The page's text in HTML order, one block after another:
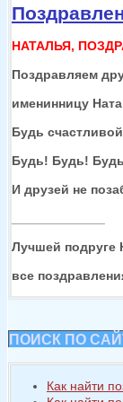
НАТАЛЬЯ,
Поздравляем
именинницу
Будь
Будь! Будь!
И друзей не
Лучшей подруге
все
ПОИСК ПО
Как найти